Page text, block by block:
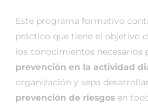
Este programa formativo
práctico que tiene el objetivo
los conocimientos necesarios
prevención en la actividad
organización y sepa desarrollar
prevención de riesgos en